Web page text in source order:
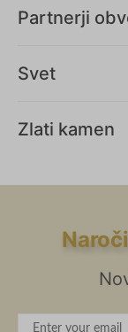
Partnerji
Svet
Zlati kamen